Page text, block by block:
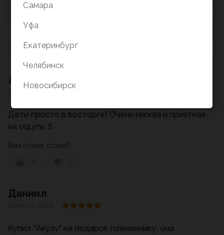
Сначала с низкой оценкой
Лидия
Дети просто в восторге! Очень мягкая и приятная
на ощупь. 5
Вам помог отзыв?
Даниил
Купил "Акулу" на подарок племяннику, она
Для добавления отзыва необходимо купить товар
Самара
Уфа
Екатеринбург
Челябинск
Новосибирск